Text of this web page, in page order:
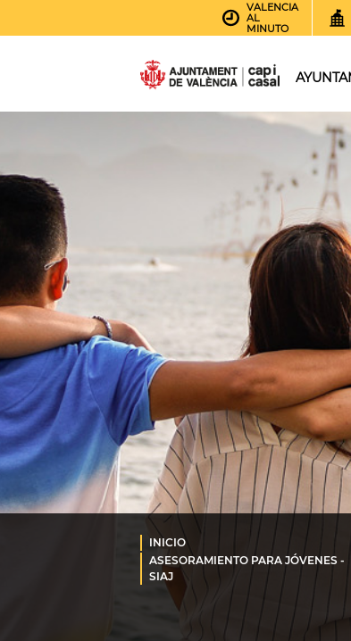
VALENCIA
AL
MINUTO
INICIO
ASESORAMIENTO PARA JÓVENES -
SIAJ